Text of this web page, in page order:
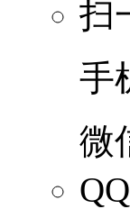
扫
手
微